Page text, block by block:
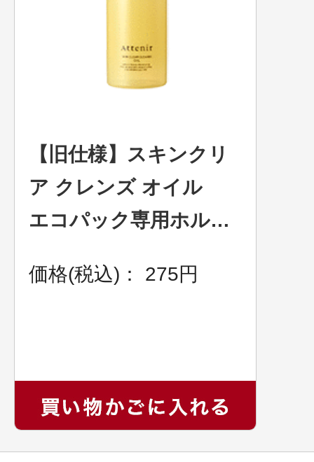
【旧仕様】スキンクリ
ア クレンズ オイル
エコパック専用ホルダ
次第終了致します。
価格(税込)： 275円